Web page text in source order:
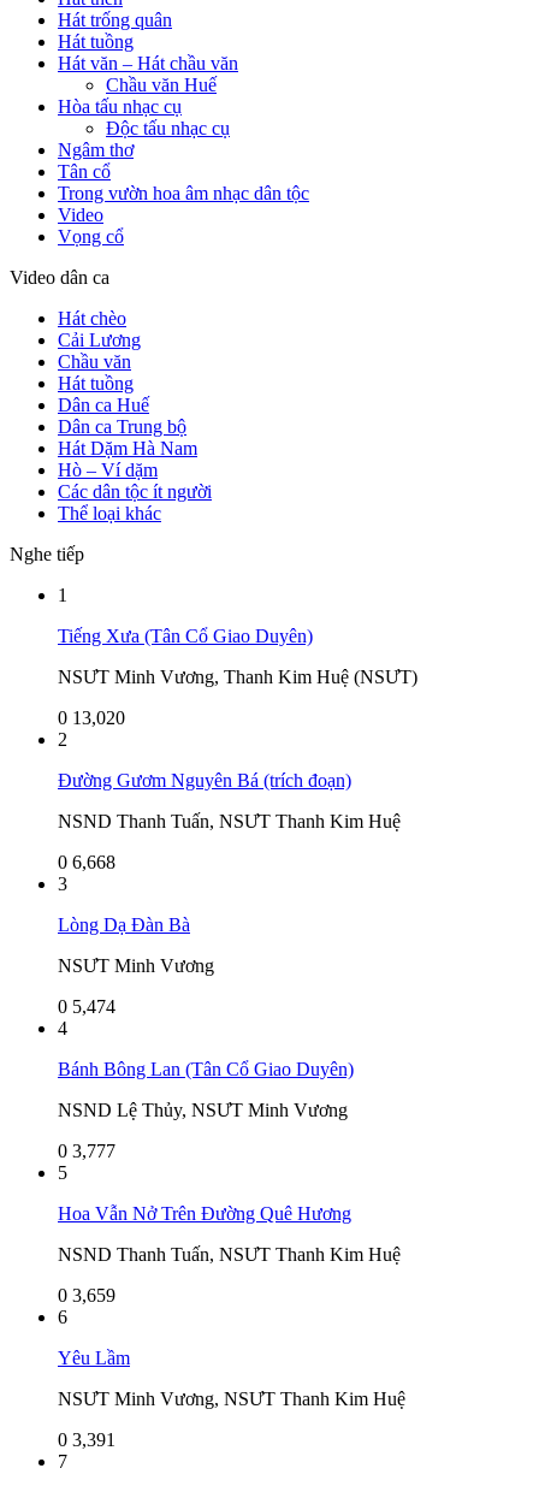
Hát trống quân
Hát tuồng
Hát văn – Hát chầu văn
Chầu văn Huế
Hòa tấu nhạc cụ
Độc tấu nhạc cụ
Ngâm thơ
Tân cổ
Trong vườn hoa âm nhạc dân tộc
Video
Vọng cổ
Video dân ca
Hát chèo
Cải Lương
Chầu văn
Hát tuồng
Dân ca Huế
Dân ca Trung bộ
Hát Dặm Hà Nam
Hò – Ví dặm
Các dân tộc ít người
Thể loại khác
Nghe tiếp
1
Tiếng Xưa (Tân Cổ Giao Duyên)
NSƯT Minh Vương, Thanh Kim Huệ (NSƯT)
0 13,020
2
Đường Gươm Nguyên Bá (trích đoạn)
NSND Thanh Tuấn, NSƯT Thanh Kim Huệ
0 6,668
3
Lòng Dạ Đàn Bà
NSƯT Minh Vương
0 5,474
4
Bánh Bông Lan (Tân Cổ Giao Duyên)
NSND Lệ Thủy, NSƯT Minh Vương
0 3,777
5
Hoa Vẫn Nở Trên Đường Quê Hương
NSND Thanh Tuấn, NSƯT Thanh Kim Huệ
0 3,659
6
Yêu Lầm
NSƯT Minh Vương, NSƯT Thanh Kim Huệ
0 3,391
7